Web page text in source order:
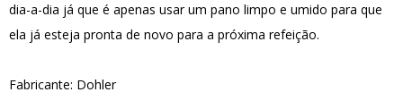
dia-a-dia já que é apenas usar um pano limpo e umido para que
ela já esteja pronta de novo para a próxima refeição.
Fabricante: Dohler